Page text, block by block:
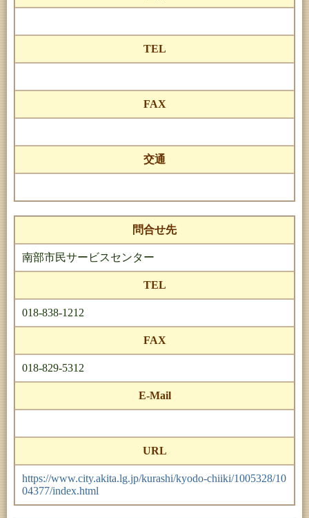
TEL
FAX
交通
問合せ先
南部市民サービスセンター
TEL
018-838-1212
FAX
018-829-5312
E-Mail
URL
https://www.city.akita.lg.jp/kurashi/kyodo-chiiki/1005328/10
04377/index.html